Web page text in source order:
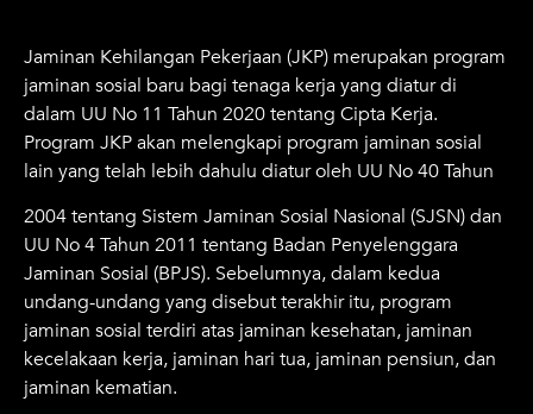
Jaminan Kehilangan Pekerjaan (JKP) merupakan program
jaminan sosial baru bagi tenaga kerja yang diatur di
dalam UU No 11 Tahun 2020 tentang Cipta Kerja.
Program JKP akan melengkapi program jaminan sosial
lain yang telah lebih dahulu diatur oleh UU No 40 Tahun
2004 tentang Sistem Jaminan Sosial Nasional (SJSN) dan
UU No 4 Tahun 2011 tentang Badan Penyelenggara
Jaminan Sosial (BPJS). Sebelumnya, dalam kedua
undang-undang yang disebut terakhir itu, program
jaminan sosial terdiri atas jaminan kesehatan, jaminan
kecelakaan kerja, jaminan hari tua, jaminan pensiun, dan
jaminan kematian.